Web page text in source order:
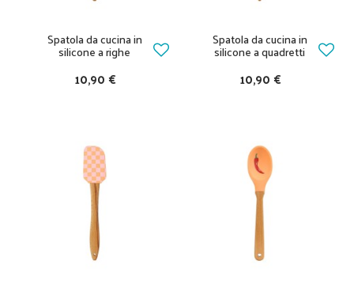
Spatola da cucina in
silicone a righe
10,90 €
Spatola da cucina in
silicone a quadretti
10,90 €